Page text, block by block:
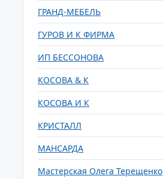
ГРАНД-МЕБЕЛЬ
ГУРОВ И К ФИРМА
ИП БЕССОНОВА
КОСОВА & К
КОСОВА И К
КРИСТАЛЛ
МАНСАРДА
Мастерская Олега Терещенко